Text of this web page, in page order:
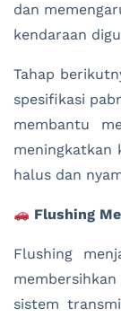
dan
kendaraan
Tahap
spesifikasi
membantu
meningkatkan
halus dan
Flushing
Flushing
sistem